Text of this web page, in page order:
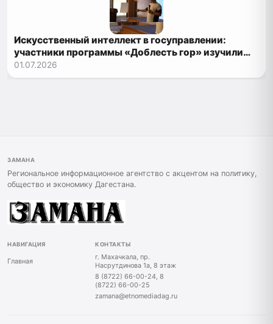
Искусственный интеллект в госуправлении:
участники программы «Доблесть гор» изучили
современные цифровые технологии
01.07.2026
ЗАМАНА
Региональное информационное агентство с акцентом на политику,
общество и экономику Дагестана.
НАВИГАЦИЯ
Главная
КОНТАКТЫ
г. Махачкала, пр.
Насрутдинова 1а, 8 этаж
8 (8722) 66-00-24, 8
(8722) 66-00-25
zamana@etnomediadag.ru